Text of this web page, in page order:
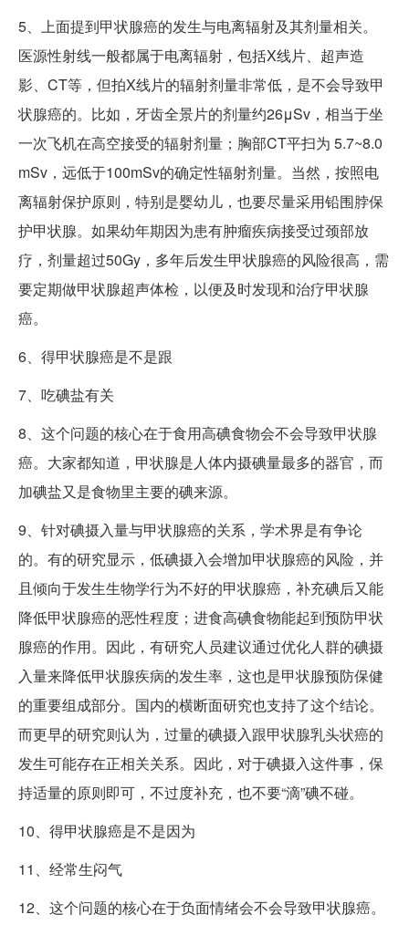
5、上面提到甲状腺癌的发生与电离辐射及其剂量相关。
医源性射线一般都属于电离辐射，包括X线片、超声造
影、CT等，但拍X线片的辐射剂量非常低，是不会导致甲
状腺癌的。比如，牙齿全景片的剂量约26μSv，相当于坐
一次飞机在高空接受的辐射剂量；胸部CT平扫为 5.7~8.0
mSv，远低于100mSv的确定性辐射剂量。当然，按照电
离辐射保护原则，特别是婴幼儿，也要尽量采用铅围脖保
护甲状腺。如果幼年期因为患有肿瘤疾病接受过颈部放
疗，剂量超过50Gy，多年后发生甲状腺癌的风险很高，需
要定期做甲状腺超声体检，以便及时发现和治疗甲状腺
癌。
6、得甲状腺癌是不是跟
7、吃碘盐有关
8、这个问题的核心在于食用高碘食物会不会导致甲状腺
癌。大家都知道，甲状腺是人体内摄碘量最多的器官，而
加碘盐又是食物里主要的碘来源。
9、针对碘摄入量与甲状腺癌的关系，学术界是有争论
的。有的研究显示，低碘摄入会增加甲状腺癌的风险，并
且倾向于发生生物学行为不好的甲状腺癌，补充碘后又能
降低甲状腺癌的恶性程度；进食高碘食物能起到预防甲状
腺癌的作用。因此，有研究人员建议通过优化人群的碘摄
入量来降低甲状腺疾病的发生率，这也是甲状腺预防保健
的重要组成部分。国内的横断面研究也支持了这个结论。
而更早的研究则认为，过量的碘摄入跟甲状腺乳头状癌的
发生可能存在正相关关系。因此，对于碘摄入这件事，保
持适量的原则即可，不过度补充，也不要“滴”碘不碰。
10、得甲状腺癌是不是因为
11、经常生闷气
12、这个问题的核心在于负面情绪会不会导致甲状腺癌。